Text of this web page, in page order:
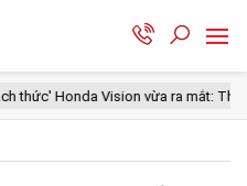
ra mắt: Thiết kế đẹp như SH Mode,